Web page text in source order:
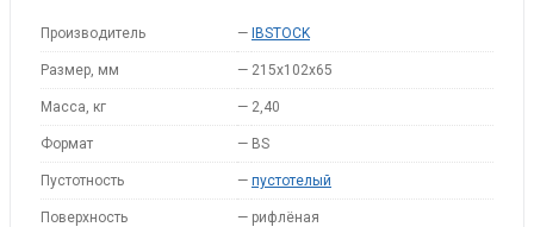
Производитель — IBSTOCK
Размер, мм — 215х102х65
Масса, кг — 2,40
Формат — BS
Пустотность — пустотелый
Поверхность — рифлёная